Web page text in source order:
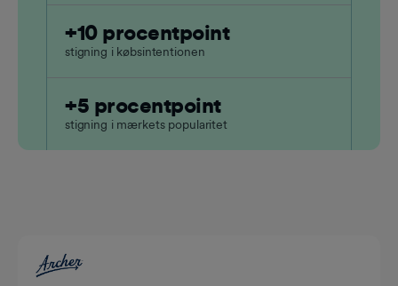
stigning i købsintentionen
+10 procentpoint
stigning i mærkets popularitet
+5 procentpoint
Overskrift